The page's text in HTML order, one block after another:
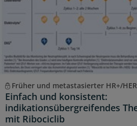
Früher und metastasierter HR+/
Einfach und konsistent:
indikationsübergreifendes
mit Ribociclib